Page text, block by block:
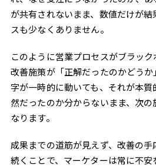
が共有されないまま、数値だけが
スも少なくありません。
このように営業プロセスがブラック
改善施策が「正解だったのかどう
字が一時的に動いても、それが本
然だったのか分からないまま、次
なります。
成果までの道筋が見えず、改善の
続くことで、マーケターは常に不